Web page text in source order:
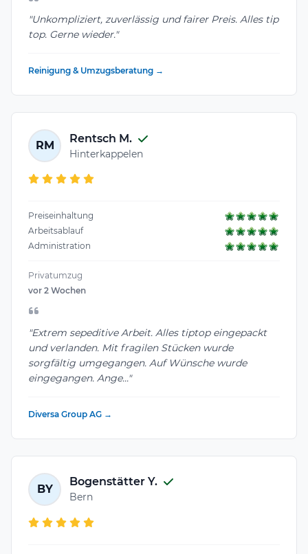
"Unkompliziert, zuverlässig und fairer Preis. Alles tip
top. Gerne wieder."
Reinigung & Umzugsberatung →
RM
Rentsch M.
Hinterkappelen
Preiseinhaltung
Arbeitsablauf
Administration
Privatumzug
vor 2 Wochen
"Extrem sepeditive Arbeit. Alles tiptop eingepackt
und verlanden. Mit fragilen Stücken wurde
sorgfältig umgegangen. Auf Wünsche wurde
eingegangen. Ange..."
Diversa Group AG →
BY
Bogenstätter Y.
Bern